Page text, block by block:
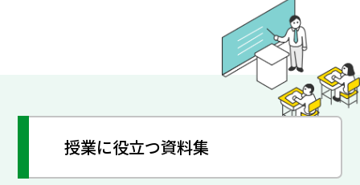
授業に役立つ資料集